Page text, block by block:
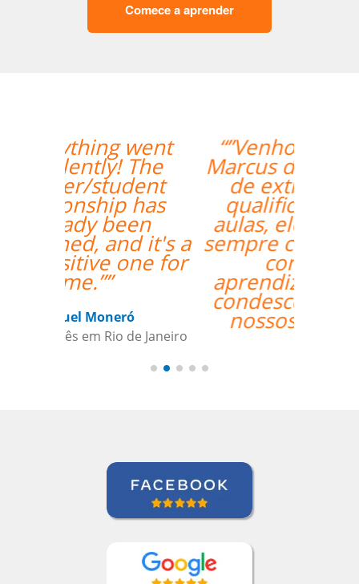
Comece a aprender
“”Venho o professor
Marcus da Fonte. Além
de extremamente
qualificado para as
aulas, ele se mostrou
sempre comprometido
com nosso
aprendizado além de
condescendente com
nossos horários.””
Curso de Sueco em Rio de Janeiro